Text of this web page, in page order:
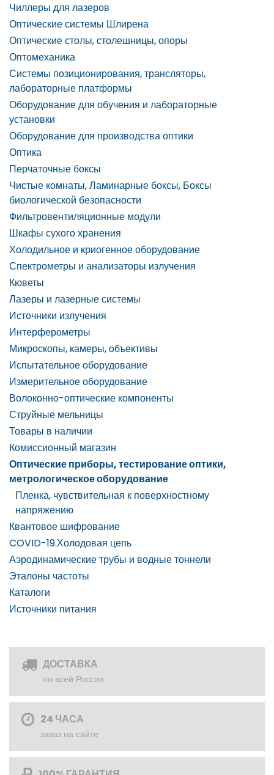
Чиллеры для лазеров
Оптические системы Шлирена
Оптические столы, столешницы, опоры
Оптомеханика
Системы позиционирования, трансляторы,
лабораторные платформы
Оборудование для обучения и лабораторные
установки
Оборудование для производства оптики
Оптика
Перчаточные боксы
Чистые комнаты, Ламинарные боксы, Боксы
биологической безопасности
Фильтровентиляционные модули
Шкафы сухого хранения
Холодильное и криогенное оборудование
Спектрометры и анализаторы излучения
Кюветы
Лазеры и лазерные системы
Источники излучения
Интерферометры
Микроскопы, камеры, объективы
Испытательное оборудование
Измерительное оборудование
Волоконно-оптические компоненты
Струйные мельницы
Товары в наличии
Комиссионный магазин
Оптические приборы, тестирование оптики,
метрологическое оборудование
Пленка, чувствительная к поверхностному
напряжению
Квантовое шифрование
COVID-19.Холодовая цепь
Аэродинамические трубы и водные тоннели
Эталоны частоты
Каталоги
Источники питания
ДОСТАВКА
по всей России
24 ЧАСА
заказ на сайте